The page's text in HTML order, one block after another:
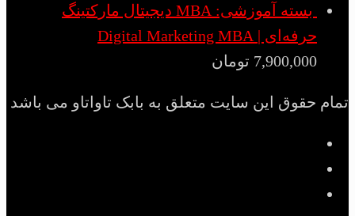
بسته آموزشی: MBA دیجیتال مارکتینگ
حرفه‌ای | Digital Marketing MBA
7,900,000 تومان
تمام حقوق این سایت متعلق به بابک تاواتاو می باشد